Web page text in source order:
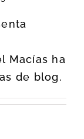
Macías ha
de blog.